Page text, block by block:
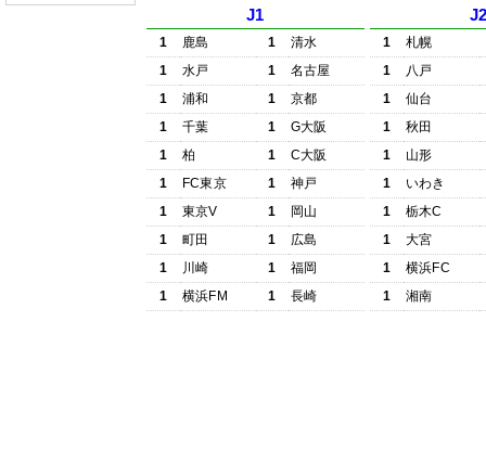
J1
1 鹿島 1
清水
1
水戸 1
名古屋
1
浦和 1
京都
1
千葉 1
G大阪
1
柏 1
C大阪
1
FC東京 1
神戸
1
東京V 1
岡山
1
町田 1
広島
1
川崎 1
福岡
1
横浜FM 1 長崎
1
札幌
1
八戸
1
仙台
1
秋田
1
山形
1
いわき
1
栃木C
1
大宮
1
横浜FC
1
湘南